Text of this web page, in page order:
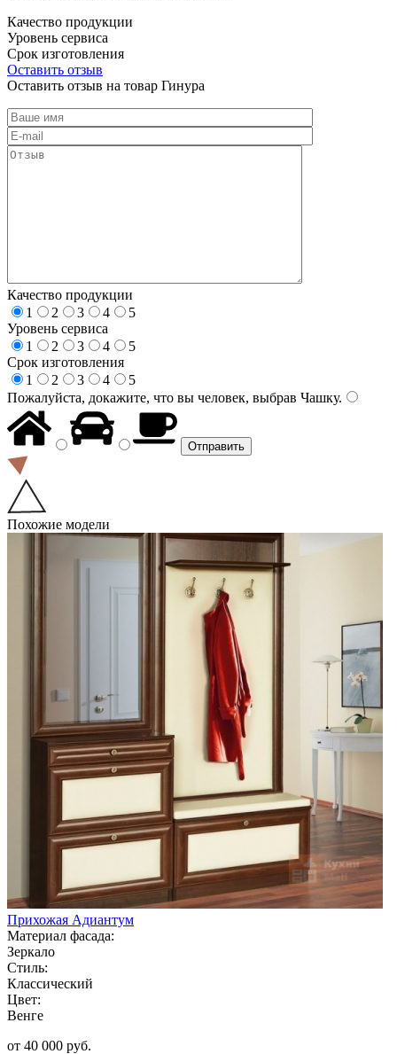
Качество продукции
Уровень сервиса
Срок изготовления
Оставить отзыв
Оставить отзыв на товар Гинура
Качество продукции
1
2 3 4
5
Уровень сервиса
1
2 3 4
5
Срок изготовления
1
2 3 4
5
Пожалуйста, докажите, что вы человек, выбрав Чашку.
Похожие модели
Прихожая Адиантум
Материал фасада:
Зеркало
Стиль:
Классический
Цвет:
Венге
от 40 000 руб.